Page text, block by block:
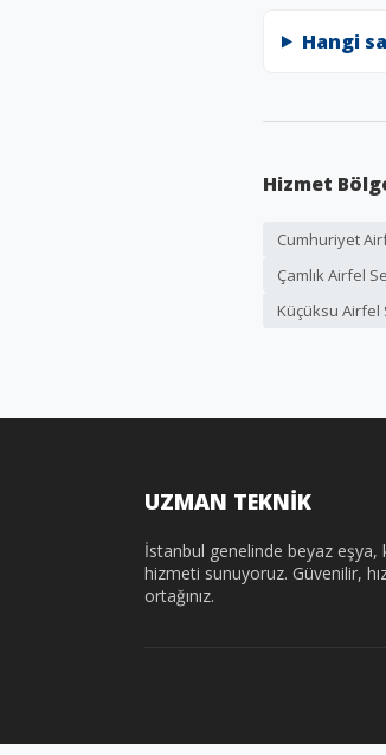
Hangi
Hizmet
Cumhuriyet
Çamlık Airfel
Küçüksu Airfel
UZMAN TEKNİK
İstanbul genelinde beyaz
hizmeti sunuyoruz. Güvenilir,
ortağınız.